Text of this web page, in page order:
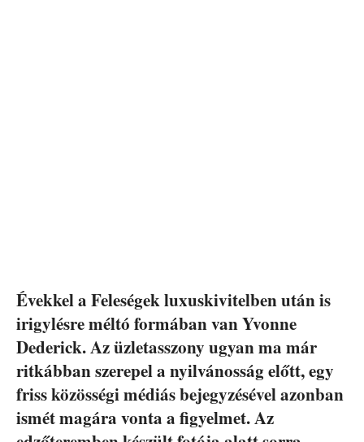
Évekkel a Feleségek luxuskivitelben után is
irigylésre méltó formában van Yvonne
Dederick. Az üzletasszony ugyan ma már
ritkábban szerepel a nyilvánosság előtt, egy
friss közösségi médiás bejegyzésével azonban
ismét magára vonta a figyelmet. Az